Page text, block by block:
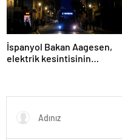
İspanyol Bakan Aagesen,
elektrik kesintisinin